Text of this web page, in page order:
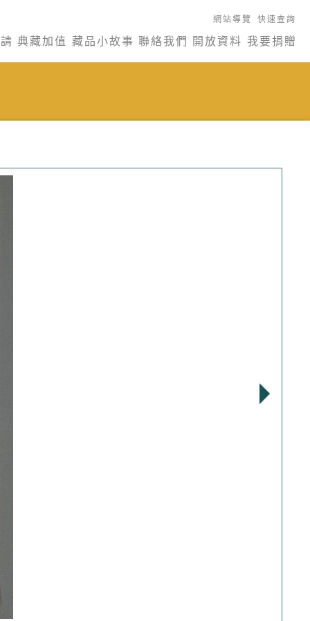
網站導覽 快速查詢
典藏加值 藏品小故事 聯絡我們 開放資料 我要捐贈